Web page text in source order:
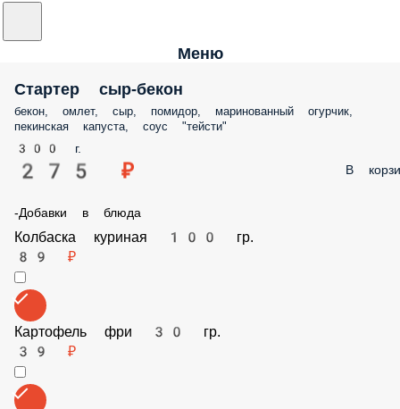
Меню
Стартер сыр-бекон
бекон, омлет, сыр, помидор, маринованный огурчик, пекинская
капуста, соус "тейсти"
300 г.
275 ₽ В
-Добавки в блюда
Колбаска куриная 100 гр.
89 ₽
39 ₽